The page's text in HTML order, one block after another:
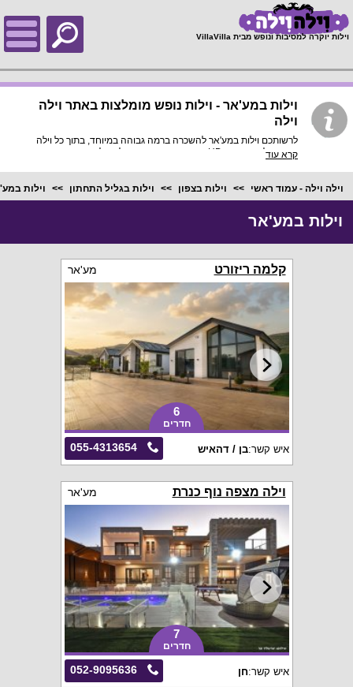
וילות יוקרה למסיבות ונופש מבית VillaVilla
וילות במע'אר - וילות נופש מומלצות באתר וילה
וילה
לרשותכם וילות במע'אר להשכרה ברמה גבוהה במיוחד, בתוך כל וילה
פירוט מלא, תמונות HD והכי חשוב התאמה מלאה לסמארטפונים
קרא עוד
וילה וילה - עמוד ראשי וילות בצפון וילות בגליל התחתון וילות
וילות במע'אר
קלמה ריזורט מע'אר
6
חדרים
055-4313654 איש קשר:בן / דהאיש
וילה מצפה נוף כנרת מע'אר
7
חדרים
052-9095636 איש קשר:חן